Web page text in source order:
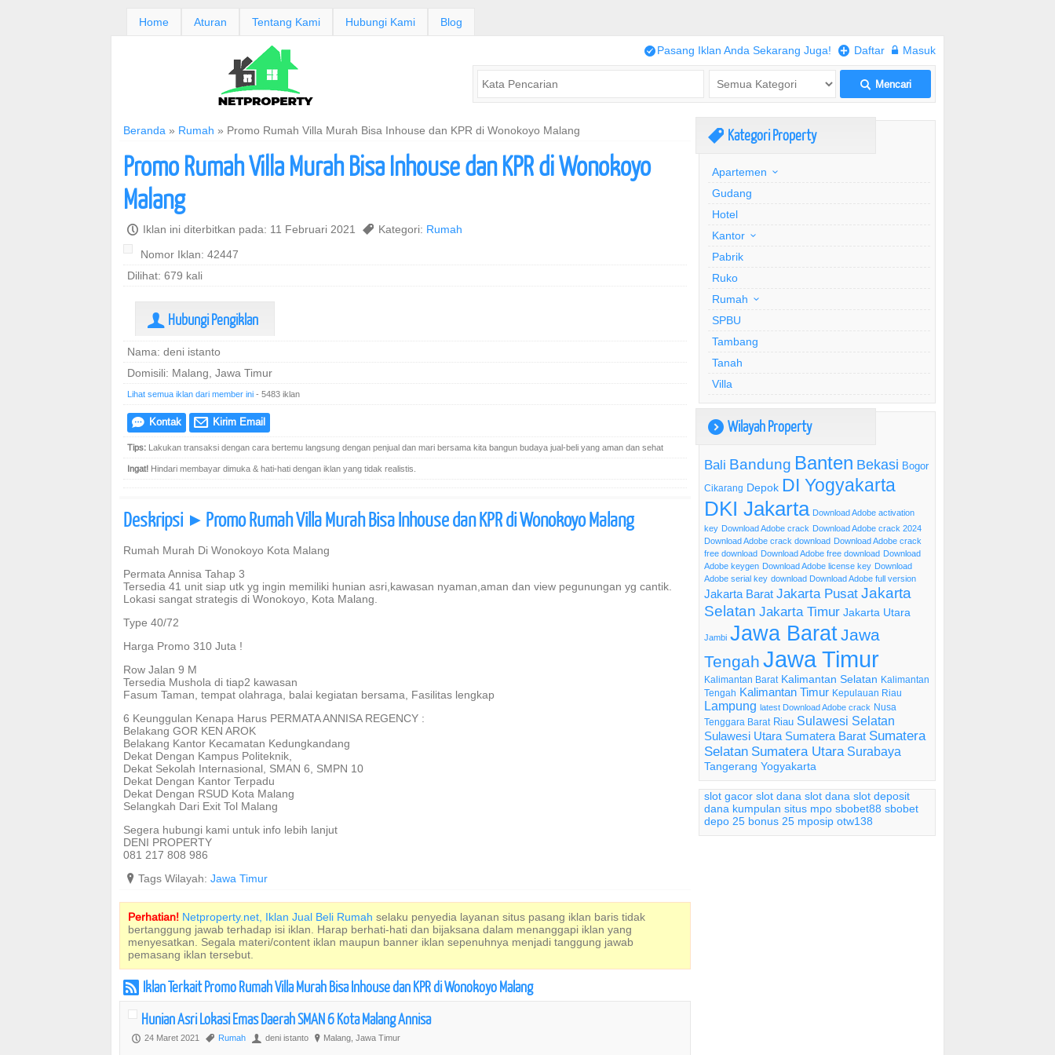
Home Aturan Tentang Kami Hubungi Kami Blog
/Pasang Iklan Anda Sekarang Juga! + Daftar w Masuk
L Mencari
Beranda » Rumah » Promo Rumah Villa Murah Bisa Inhouse dan KPR di Wonokoyo Malang
Promo Rumah Villa Murah Bisa Inhouse dan KPR di Wonokoyo
Malang
P Iklan ini diterbitkan pada: 11 Februari 2021 , Kategori: Rumah
Nomor Iklan: 42447
Dilihat: 679 kali
U Hubungi Pengiklan
Nama: deni istanto
Domisili: Malang, Jawa Timur
Lihat semua iklan dari member ini - 5483 iklan
e Kontak @ Kirim Email
Tips: Lakukan transaksi dengan cara bertemu langsung dengan penjual dan mari bersama kita bangun budaya jual-beli yang aman dan sehat
Ingat! Hindari membayar dimuka & hati-hati dengan iklan yang tidak realistis.
Deskripsi ] Promo Rumah Villa Murah Bisa Inhouse dan KPR di Wonokoyo Malang
Rumah Murah Di Wonokoyo Kota Malang
Permata Annisa Tahap 3
Tersedia 41 unit siap utk yg ingin memiliki hunian asri,kawasan nyaman,aman dan view pegunungan yg cantik.
Lokasi sangat strategis di Wonokoyo, Kota Malang.
Type 40/72
Harga Promo 310 Juta !
Row Jalan 9 M
Tersedia Mushola di tiap2 kawasan
Fasum Taman, tempat olahraga, balai kegiatan bersama, Fasilitas lengkap
6 Keunggulan Kenapa Harus PERMATA ANNISA REGENCY :
Belakang GOR KEN AROK
Belakang Kantor Kecamatan Kedungkandang
Dekat Dengan Kampus Politeknik,
Dekat Sekolah Internasional, SMAN 6, SMPN 10
Dekat Dengan Kantor Terpadu
Dekat Dengan RSUD Kota Malang
Selangkah Dari Exit Tol Malang
Segera hubungi kami untuk info lebih lanjut
DENI PROPERTY
081 217 808 986
? Tags Wilayah: Jawa Timur
Perhatian! Netproperty.net, Iklan Jual Beli Rumah selaku penyedia layanan situs pasang iklan baris tidak
bertanggung jawab terhadap isi iklan. Harap berhati-hati dan bijaksana dalam menanggapi iklan yang
menyesatkan. Segala materi/content iklan maupun banner iklan sepenuhnya menjadi tanggung jawab
pemasang iklan tersebut.
r Iklan Terkait Promo Rumah Villa Murah Bisa Inhouse dan KPR di Wonokoyo Malang
Hunian Asri Lokasi Emas Daerah SMAN 6 Kota Malang Annisa
P 24 Maret 2021 , Rumah U deni istanto ? Malang, Jawa Timur
, Kategori Property
Apartemen
Gudang
Hotel
Kantor
Pabrik
Ruko
Rumah
SPBU
Tambang
Tanah
Villa
) Wilayah Property
Bali Bandung Banten Bekasi Bogor
Cikarang Depok DI Yogyakarta
DKI Jakarta Download Adobe activation
key Download Adobe crack Download Adobe crack 2024
Download Adobe crack download Download Adobe crack
free download Download Adobe free download Download
Adobe keygen Download Adobe license key Download
Adobe serial key download Download Adobe full version
Jakarta Barat Jakarta Pusat Jakarta
Selatan Jakarta Timur Jakarta Utara
Jambi Jawa BaratJawa
Tengah Jawa Timur
Kalimantan Barat Kalimantan Selatan Kalimantan
Tengah Kalimantan Timur Kepulauan Riau
Lampung latest Download Adobe crack Nusa
Tenggara Barat Riau Sulawesi Selatan
Sulawesi Utara Sumatera Barat Sumatera
Selatan Sumatera Utara Surabaya
Tangerang Yogyakarta
slot gacor slot dana slot dana slot deposit
dana kumpulan situs mpo sbobet88 sbobet
depo 25 bonus 25 mposip otw138